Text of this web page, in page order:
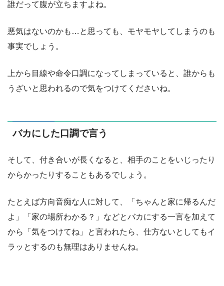
誰だって腹が立ちますよね。
悪気はないのかも…と思っても、モヤモヤしてしまうのも
事実でしょう。
上から目線や命令口調になってしまっていると、誰からも
うざいと思われるので気をつけてくださいね。
バカにした口調で言う
そして、付き合いが長くなると、相手のことをいじったり
からかったりすることもあるでしょう。
たとえば方向音痴な人に対して、「ちゃんと家に帰るんだ
よ」「家の場所わかる？」などとバカにする一言を加えて
から「気をつけてね」と言われたら、仕方ないとしてもイ
ラッとするのも無理はありませんね。